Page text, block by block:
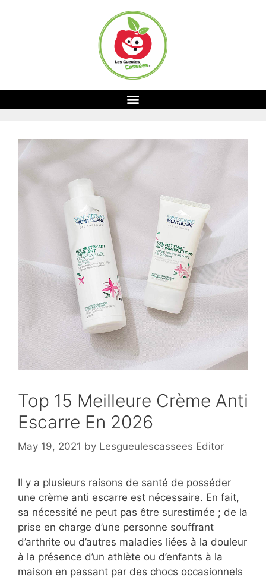
Top 15 Meilleure Crème Anti
Escarre En 2026
May 19, 2021 by Lesgueulescassees Editor
Il y a plusieurs raisons de santé de posséder
une crème anti escarre est nécessaire. En fait,
sa nécessité ne peut pas être surestimée ; de la
prise en charge d’une personne souffrant
d’arthrite ou d’autres maladies liées à la douleur
à la présence d’un athlète ou d’enfants à la
maison en passant par des chocs occasionnels